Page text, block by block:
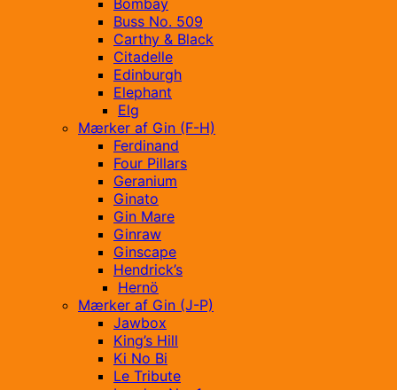
Buss No. 509
Carthy & Black
Citadelle
Edinburgh
Elephant
Elg
Mærker af Gin (F-H)
Ferdinand
Four Pillars
Geranium
Ginato
Gin Mare
Ginraw
Ginscape
Hendrick’s
Hernö
Mærker af Gin (J-P)
Jawbox
King’s Hill
Ki No Bi
Le Tribute